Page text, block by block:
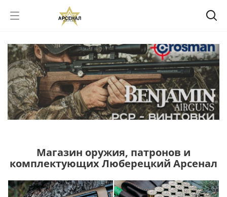
Магазин оружия, патронов и
комплектующих Люберецкий Арсенал